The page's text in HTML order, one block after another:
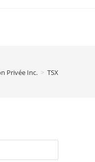
Privée Inc. > TSX